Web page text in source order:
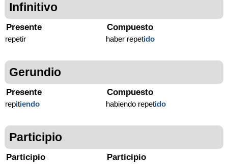
Infinitivo
Presente
repetir
Compuesto
haber repetido
Gerundio
Presente
repitiendo
Compuesto
habiendo repetido
Participio
Participio Participio